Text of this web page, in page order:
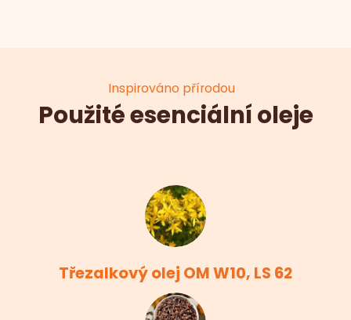
Inspirováno přírodou
Použité esenciální oleje
Třezalkový olej OM W10, LS 62